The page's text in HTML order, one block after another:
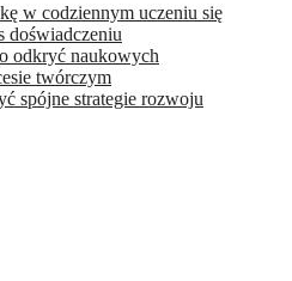
w codziennym uczeniu się
doświadczeniu
odkryć naukowych
twórczym
spójne strategie rozwoju